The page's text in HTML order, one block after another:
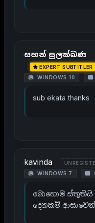
සහන් සුලක්ඛණ
EXPERT SUBTITLER
WINDOWS 10
sub ekata thanks
kavinda
WINDOWS 7
බොහොම ස්තුතියි
දෙනකම්